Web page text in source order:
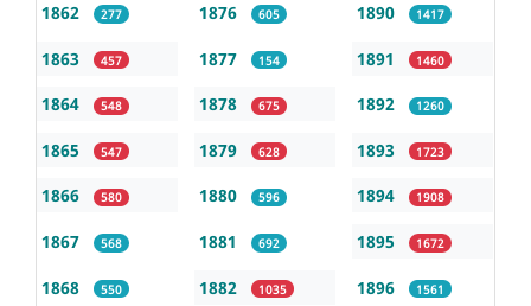
1862 277
1863 457
1864 548
1865 547
1866 580
1867 568
1868 550
1876 605
1877 154
1878 675
1879 628
1880 596
1881 692
1882 1035
1890 1417
1891 1460
1892 1260
1893 1723
1894 1908
1895 1672
1896 1561